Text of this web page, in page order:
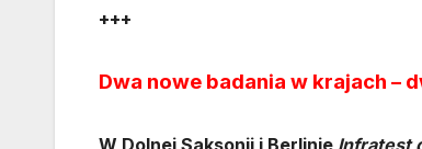
+++
Dwa nowe badania w krajach –